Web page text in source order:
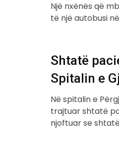
Një nxënës që
të një autobusi
Shtatë
Spitalin e
Në spitalin e
trajtuar shtatë
njoftuar se